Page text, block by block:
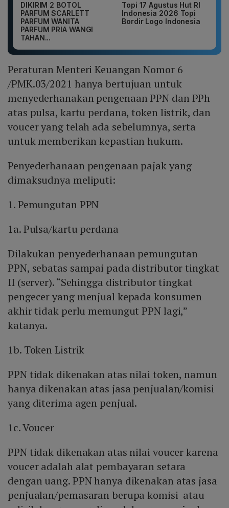
DIKIRIM 2 BOTOL
PARFUM SCARLETT
PARFUM WANITA
PARFUM PRIA WANGI
TAHAN...
Topi 17 Agustus Hut RI
Indonesia 2026 Topi
Bordir Logo Indonesia
Peraturan Menteri Keuangan Nomor 6
/PMK.03/2021 hanya bertujuan untuk
menyederhanakan pengenaan PPN dan PPh
atas pulsa, kartu perdana, token listrik, dan
voucer yang telah ada sebelumnya, serta
untuk memberikan kepastian hukum.
Penyederhanaan pengenaan pajak yang
dimaksudnya meliputi:
1. Pemungutan PPN
1a. Pulsa/kartu perdana
Dilakukan penyederhanaan pemungutan
PPN, sebatas sampai pada distributor tingkat
II (server). “Sehingga distributor tingkat
pengecer yang menjual kepada konsumen
akhir tidak perlu memungut PPN lagi,”
katanya.
1b. Token Listrik
PPN tidak dikenakan atas nilai token, namun
hanya dikenakan atas jasa penjualan/komisi
yang diterima agen penjual.
1c. Voucer
PPN tidak dikenakan atas nilai voucer karena
voucer adalah alat pembayaran setara
dengan uang. PPN hanya dikenakan atas jasa
penjualan/pemasaran berupa komisi atau